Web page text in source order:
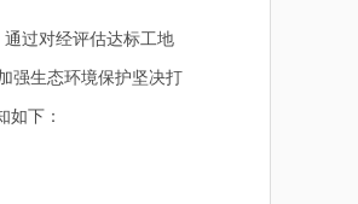
过对经评估达标工地
强生态环境保护坚决打
如下：